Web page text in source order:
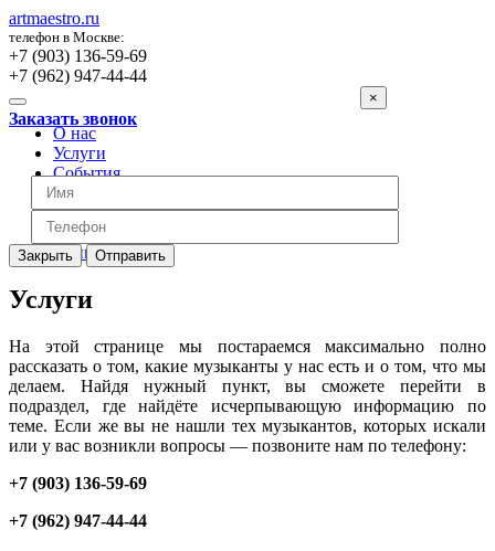
artmaestro.ru
телефон в Москве:
+7 (903) 136-59-69
+7 (962) 947-44-44
Заказать звонок
×
Закрыть Отправить
О нас
Услуги
События
Вопросы
Отзывы
Обратная связь
Цены
Услуги
На этой странице мы постараемся максимально полно
рассказать о том, какие музыканты у нас есть и о том, что мы
делаем. Найдя нужный пункт, вы сможете перейти в
подраздел, где найдёте исчерпывающую информацию по
теме. Если же вы не нашли тех музыкантов, которых искали
или у вас возникли вопросы — позвоните нам по телефону:
+7 (903) 136-59-69
+7 (962) 947-44-44